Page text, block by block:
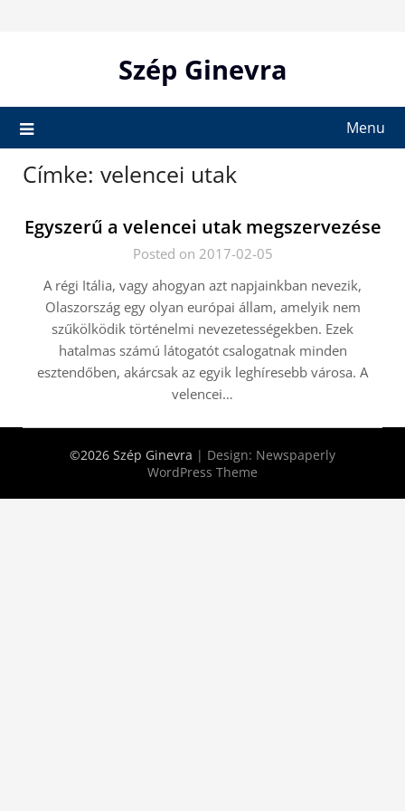
Szép Ginevra
Menu
Címke: velencei utak
Egyszerű a velencei utak megszervezése
Posted on 2017-02-05
A régi Itália, vagy ahogyan azt napjainkban nevezik,
Olaszország egy olyan európai állam, amelyik nem
szűkölködik történelmi nevezetességekben. Ezek
hatalmas számú látogatót csalogatnak minden
esztendőben, akárcsak az egyik leghíresebb városa. A
velencei…
©2026 Szép Ginevra | Design: Newspaperly
WordPress Theme